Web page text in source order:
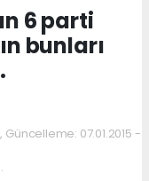
6 parti
bunları
Güncelleme: 07.01.2015 -